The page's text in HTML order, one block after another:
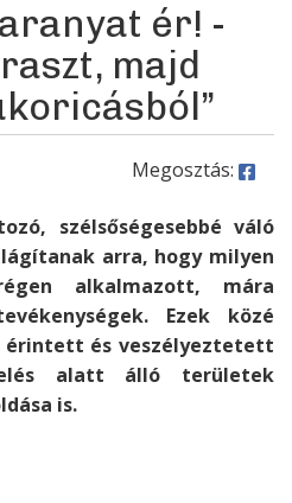
ér! -
majd
Megosztás:
szélsőségesebbé váló
arra, hogy milyen
alkalmazott, mára
Ezek közé
és veszélyeztetett
alatt álló területek
is.